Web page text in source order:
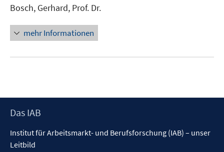
Bosch, Gerhard, Prof. Dr.
mehr Informationen
Footer
Das IAB
Institut für Arbeitsmarkt- und Berufsforschung (IAB) – unser
Leitbild